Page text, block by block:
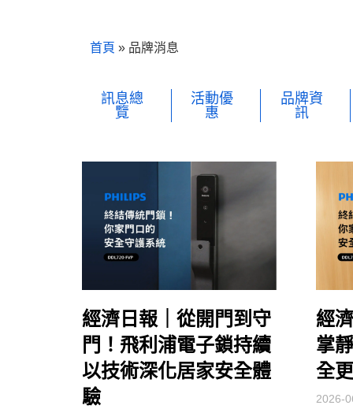
首頁 » 品牌消息
訊息總
覽
活動優
惠
品牌資
訊
經濟日報｜從開門到守
門！飛利浦電子鎖持續
以技術深化居家安全體
驗
經
掌
全
2026-